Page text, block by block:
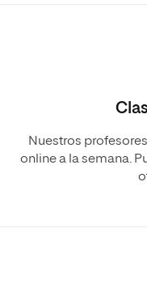
Nuestros
online a la semana.